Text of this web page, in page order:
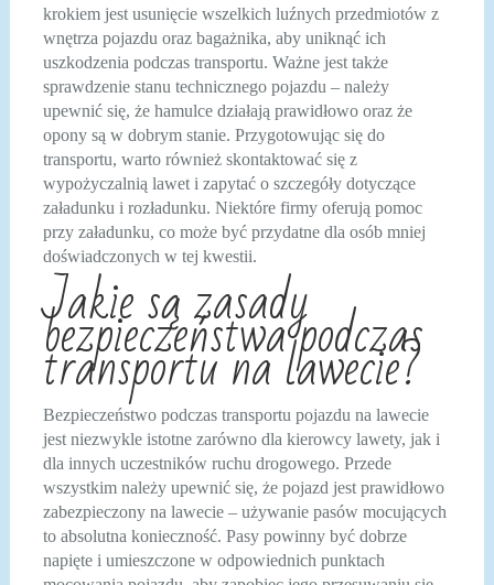
krokiem jest usunięcie wszelkich luźnych przedmiotów z
wnętrza pojazdu oraz bagażnika, aby uniknąć ich
uszkodzenia podczas transportu. Ważne jest także
sprawdzenie stanu technicznego pojazdu – należy
upewnić się, że hamulce działają prawidłowo oraz że
opony są w dobrym stanie. Przygotowując się do
transportu, warto również skontaktować się z
wypożyczalnią lawet i zapytać o szczegóły dotyczące
załadunku i rozładunku. Niektóre firmy oferują pomoc
przy załadunku, co może być przydatne dla osób mniej
doświadczonych w tej kwestii.
Jakie są zasady
bezpieczeństwa podczas
transportu na lawecie?
Bezpieczeństwo podczas transportu pojazdu na lawecie
jest niezwykle istotne zarówno dla kierowcy lawety, jak i
dla innych uczestników ruchu drogowego. Przede
wszystkim należy upewnić się, że pojazd jest prawidłowo
zabezpieczony na lawecie – używanie pasów mocujących
to absolutna konieczność. Pasy powinny być dobrze
napięte i umieszczone w odpowiednich punktach